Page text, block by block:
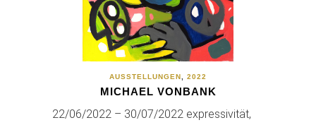
AUSSTELLUNGEN 2022
MICHAEL VONBANK
22/06/2022 – 30/07/2022 expressivität,